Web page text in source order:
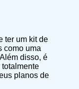
ter um kit de
como uma
disso, é
planos de